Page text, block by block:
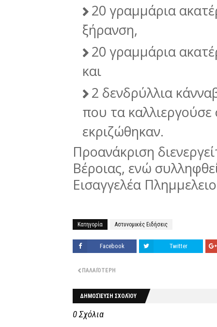
20 γραμμάρια
ξήρανση,
20 γραμμάρια
και
2 δενδρύλλια
που τα καλλιεργούσε
εκριζώθηκαν.
Προανάκριση
Βέροιας, ενώ
Εισαγγελέα
Κατηγορία Αστυνομικές Ειδήσεις
Facebook Twitter
ΠΑΛΑΙΌΤΕΡΗ
ΔΗΜΟΣΊΕΥΣΗ ΣΧΟΛΊΟΥ
0 Σχόλια